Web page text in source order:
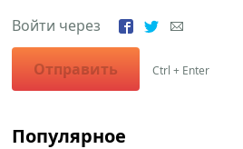
Войти через
Отправить Ctrl + Enter
Популярное